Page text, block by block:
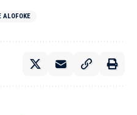
ALOFOKE